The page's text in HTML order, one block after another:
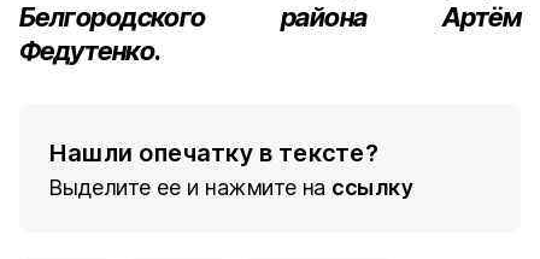
Белгородского района Артём
Федутенко.
Нашли опечатку в тексте?
Выделите ее и нажмите на ссылку